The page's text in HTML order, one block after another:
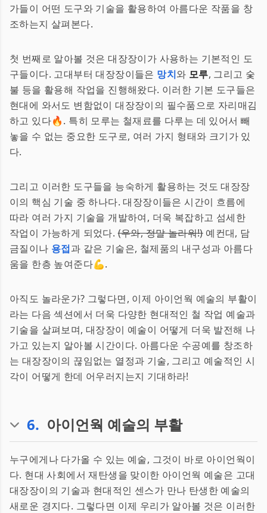
가들이 어떤 도구와 기술을 활용하여 아름다운 작품을 창
조하는지 살펴본다.
첫 번째로 알아볼 것은 대장장이가 사용하는 기본적인 도
구들이다. 고대부터 대장장이들은 망치와 모루, 그리고 숯
불 등을 활용해 작업을 진행해왔다. 이러한 기본 도구들은
현대에 와서도 변함없이 대장장이의 필수품으로 자리매김
하고 있다🔥. 특히 모루는 철재료를 다루는 데 있어서 빼
놓을 수 없는 중요한 도구로, 여러 가지 형태와 크기가 있
다.
그리고 이러한 도구들을 능숙하게 활용하는 것도 대장장
이의 핵심 기술 중 하나다. 대장장이들은 시간이 흐름에
따라 여러 가지 기술을 개발하여, 더욱 복잡하고 섬세한
작업이 가능하게 되었다.(우와, 정말 놀라워!)예컨대, 담
금질이나 용접과 같은 기술은, 철제품의 내구성과 아름다
움을 한층 높여준다💪.
아직도 놀라운가? 그렇다면, 이제 아이언웍 예술의 부활이
라는 다음 섹션에서 더욱 다양한 현대적인 철 작업 예술과
기술을 살펴보며, 대장장이 예술이 어떻게 더욱 발전해 나
가고 있는지 알아볼 시간이다. 아름다운 수공예를 창조하
는 대장장이의 끊임없는 열정과 기술, 그리고 예술적인 시
각이 어떻게 한데 어우러지는지 기대하라!
6. 아이언웍 예술의 부활
누구에게나 다가올 수 있는 예술, 그것이 바로 아이언웍이
다. 현대 사회에서 재탄생을 맞이한 아이언웍 예술은 고대
대장장이의 기술과 현대적인 센스가 만나 탄생한 예술의
새로운 경지다. 그렇다면 이제 우리가 알아볼 것은 이러한